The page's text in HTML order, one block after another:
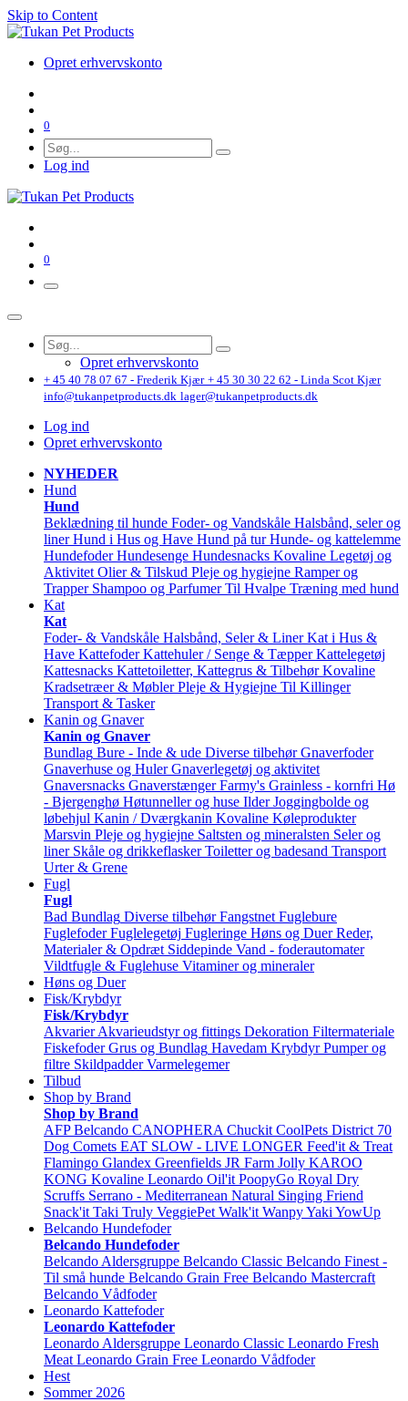
Skip to Content
Opret erhvervskonto
0
Log ind
0
Opret erhvervskonto
+ 45 40 78 07 67 - Frederik Kjær + 45 30 30 22 62 - Linda Scot Kjær
info@tukanpetproducts.dk lager@tukanpetproducts.dk
Log ind
Opret erhvervskonto
NYHEDER
Hund
Hund
Beklædning til hunde Foder- og Vandskåle Halsbånd, seler og
liner Hund i Hus og Have Hund på tur Hunde- og kattelemme
Hundefoder Hundesenge Hundesnacks Kovaline Legetøj og
Aktivitet Olier & Tilskud Pleje og hygiejne Ramper og
Trapper Shampoo og Parfumer Til Hvalpe Træning med hund
Kat
Kat
Foder- & Vandskåle Halsbånd, Seler & Liner Kat i Hus &
Have Kattefoder Kattehuler / Senge & Tæpper Kattelegetøj
Kattesnacks Kattetoiletter, Kattegrus & Tilbehør Kovaline
Kradsetræer & Møbler Pleje & Hygiejne Til Killinger
Transport & Tasker
Kanin og Gnaver
Kanin og Gnaver
Bundlag Bure - Inde & ude Diverse tilbehør Gnaverfoder
Gnaverhuse og Huler Gnaverlegetøj og aktivitet
Gnaversnacks Gnaverstænger Farmy's Grainless - kornfri Hø
- Bjergenghø Høtunneller og huse Ilder Joggingbolde og
løbehjul Kanin / Dværgkanin Kovaline Køleprodukter
Marsvin Pleje og hygiejne Saltsten og mineralsten Seler og
liner Skåle og drikkeflasker Toiletter og badesand Transport
Urter & Grene
Fugl
Fugl
Bad Bundlag Diverse tilbehør Fangstnet Fuglebure
Fuglefoder Fuglelegetøj Fugleringe Høns og Duer Reder,
Materialer & Opdræt Siddepinde Vand - foderautomater
Vildtfugle & Fuglehuse Vitaminer og mineraler
Høns og Duer
Fisk/Krybdyr
Fisk/Krybdyr
Akvarier Akvarieudstyr og fittings Dekoration Filtermateriale
Fiskefoder Grus og Bundlag Havedam Krybdyr Pumper og
filtre Skildpadder Varmelegemer
Tilbud
Shop by Brand
Shop by Brand
AFP Belcando CANOPHERA Chuckit CoolPets District 70
Dog Comets EAT SLOW - LIVE LONGER Feed'it & Treat
Flamingo Glandex Greenfields JR Farm Jolly KAROO
KONG Kovaline Leonardo Oil'it PoopyGo Royal Dry
Scruffs Serrano - Mediterranean Natural Singing Friend
Snack'it Taki Truly VeggiePet Walk'it WanpyYaki YowUp
Belcando Hundefoder
Belcando Hundefoder
Belcando Aldersgruppe Belcando Classic Belcando Finest -
Til små hunde Belcando Grain Free Belcando Mastercraft
Belcando Vådfoder
Leonardo Kattefoder
Leonardo Kattefoder
Leonardo Aldersgruppe Leonardo Classic Leonardo Fresh
Meat Leonardo Grain Free Leonardo Vådfoder
Hest
Sommer 2026